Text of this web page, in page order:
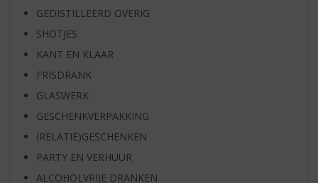
GEDISTILLEERD OVERIG
SHOTJES
KANT EN KLAAR
FRISDRANK
GLASWERK
GESCHENKVERPAKKING
(RELATIE)GESCHENKEN
PARTY EN VERHUUR
ALCOHOLVRIJE DRANKEN